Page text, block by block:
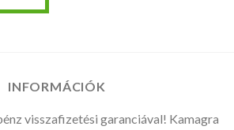
-
INFORMÁCIÓK
visszafizetési garanciával! Kamagra